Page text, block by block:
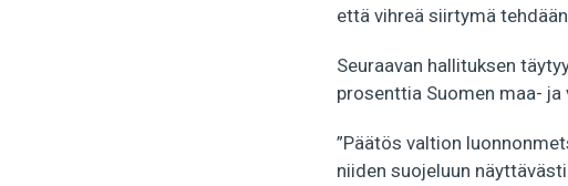
että vihreä siirtymä
Seuraavan hallituksen
prosenttia Suomen maa- ja
”Päätös valtion
niiden suojeluun